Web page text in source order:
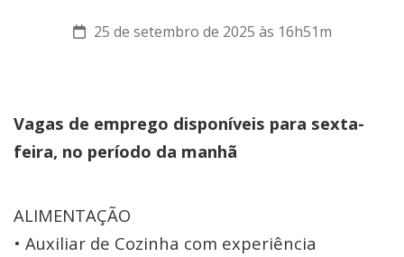
25 de setembro de 2025 às 16h51m
Vagas de emprego disponíveis para sexta-
feira, no período da manhã
ALIMENTAÇÃO
• Auxiliar de Cozinha com experiência